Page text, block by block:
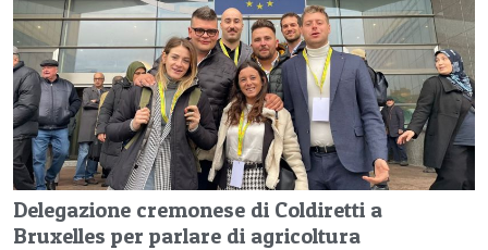
Delegazione cremonese di Coldiretti a
Bruxelles per parlare di agricoltura